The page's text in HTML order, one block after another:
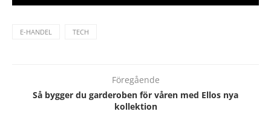
E-HANDEL TECH
Föregående
Så bygger du garderoben för våren med Ellos nya
kollektion